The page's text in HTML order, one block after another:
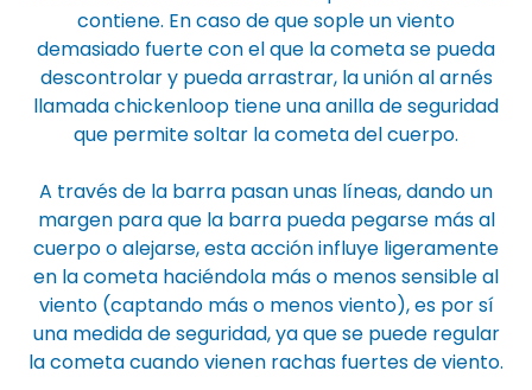
contiene. En caso de que sople un viento
demasiado fuerte con el que la cometa se pueda
descontrolar y pueda arrastrar, la unión al arnés
llamada chickenloop tiene una anilla de seguridad
que permite soltar la cometa del cuerpo.
A través de la barra pasan unas líneas, dando un
margen para que la barra pueda pegarse más al
cuerpo o alejarse, esta acción influye ligeramente
en la cometa haciéndola más o menos sensible al
viento (captando más o menos viento), es por sí
una medida de seguridad, ya que se puede regular
la cometa cuando vienen rachas fuertes de viento.